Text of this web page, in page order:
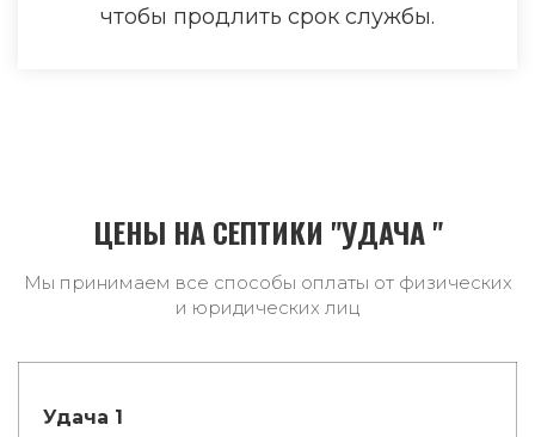
чтобы продлить срок службы.
ЦЕНЫ НА СЕПТИКИ "УДАЧА "
Мы принимаем все способы оплаты от физических
и юридических лиц
Удача 1